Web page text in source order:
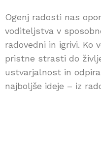
Ogenj radosti nas
voditeljstva v
radovedni in igrivi. Ko
pristne strasti do
ustvarjalnost in
najboljše ideje – iz